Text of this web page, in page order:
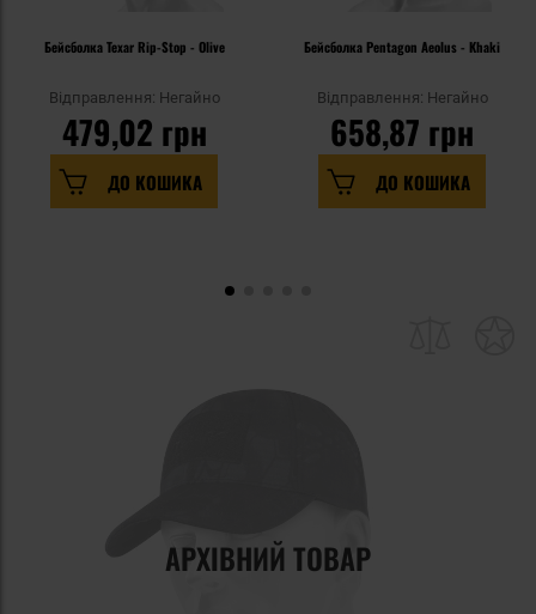
Бейсболка Texar Rip-Stop - Olive
Відправлення: Негайно
479,02 грн
ДО КОШИКА
Бейсболка Pentagon Aeolus - Khaki
Відправлення: Негайно
658,87 грн
ДО КОШИКА
АРХІВНИЙ ТОВАР